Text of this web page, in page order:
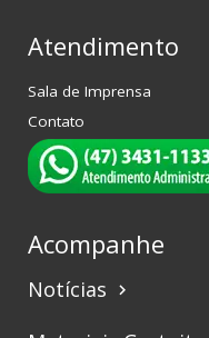
Atendimento
Sala de Imprensa
Contato
Acompanhe
Notícias keyboard_arrow_right